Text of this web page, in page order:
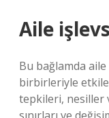
Aile
Bu bağlamda
birbirleriyle
tepkileri, nesiller